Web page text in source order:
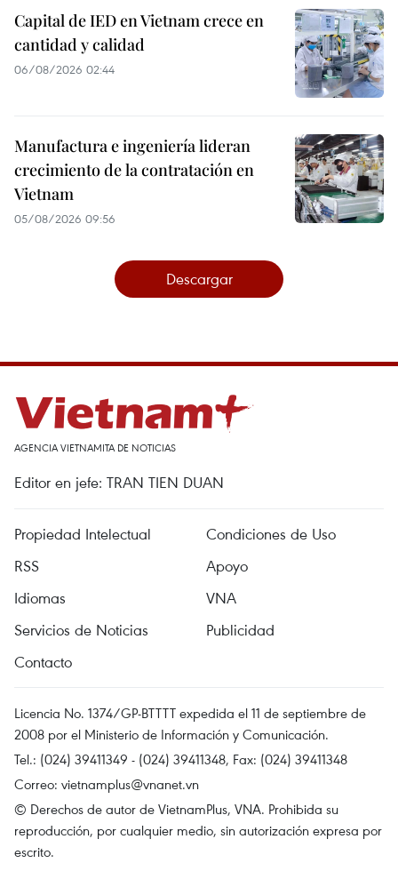
Capital de IED en Vietnam crece en
cantidad y calidad
06/08/2026 02:44
Manufactura e ingeniería lideran
crecimiento de la contratación en
Vietnam
05/08/2026 09:56
Descargar
AGENCIA VIETNAMITA DE NOTICIAS
Editor en jefe: TRAN TIEN DUAN
Propiedad Intelectual
Condiciones de Uso
RSS
Apoyo
Idiomas
VNA
Servicios de Noticias
Publicidad
Contacto
Licencia No. 1374/GP-BTTTT expedida el 11 de septiembre de
2008 por el Ministerio de Información y Comunicación.
Tel.: (024) 39411349 - (024) 39411348, Fax: (024) 39411348
Correo: vietnamplus@vnanet.vn
© Derechos de autor de VietnamPlus, VNA. Prohibida su
reproducción, por cualquier medio, sin autorización expresa por
escrito.